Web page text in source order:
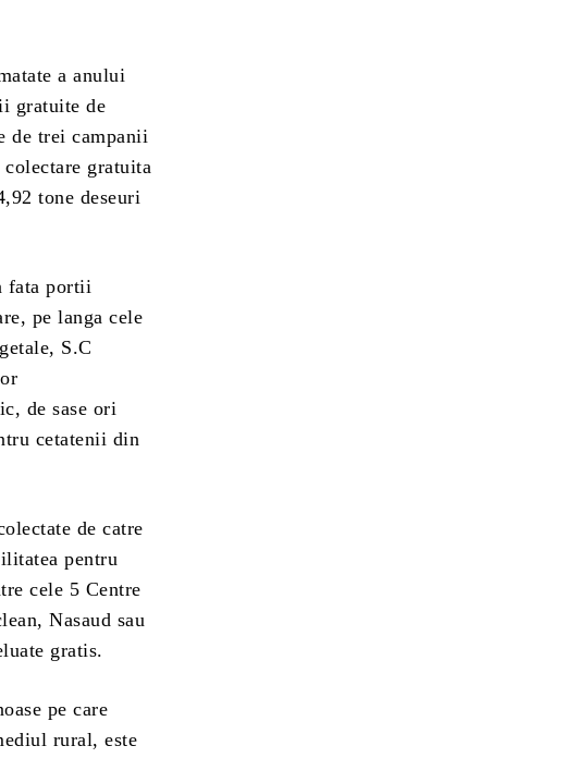
a anului
gratuite de
de trei campanii
gratuita
tone deseuri
fata portii
pe langa cele
S.C
de sase ori
cetatenii din
de catre
pentru
cele 5 Centre
Nasaud sau
gratis.
pe care
rural, este